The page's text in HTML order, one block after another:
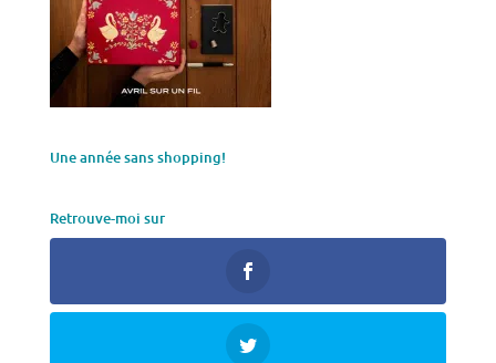
Une année sans shopping!
Retrouve-moi sur